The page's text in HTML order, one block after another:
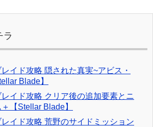
ラ
イド攻略 隠された真実~アビス・
Blade】
イド攻略 クリア後の追加要素とニ
【Stellar Blade】
イド攻略 荒野のサイドミッション